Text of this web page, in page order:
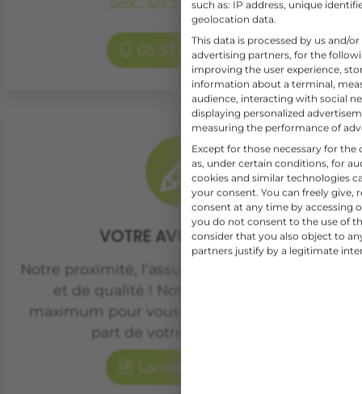
05 57 84 02 02
VOTRE AVIS COMPTE
Notre proximité, l'assurance de projets suivis
et de qualité ! Notre équipe fait son
maximum pour vous satisfaire, faites nous
part de votre expérience.
Laisser un avis
such as: IP address, unique
geolocation data.
This data is processed by us and/
advertising partners, for the
improving the user experience,
information about a terminal,
audience, interacting with social
displaying personalized
measuring the performance of
Except for those necessary for the
as, under certain conditions, for
cookies and similar technologies
your consent. You can freely give,
consent at any time by accessing
you do not consent to the use of
consider that you also object to
partners justify by a legitimate